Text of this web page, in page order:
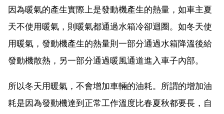
因為暖氣的產生實際上是發動機產生的熱量，如車主夏
天不使用暖氣，則暖氣都通過水箱冷卻迴圈。如冬天使
用暖氣，發動機產生的熱量則一部分通過水箱降溫後給
發動機散熱，另一部分通過暖風通道進入車子內部。
所以冬天用暖氣，不會增加車輛的油耗。所謂的增加油
耗是因為發動機達到正常工作溫度比春夏秋都要長，自